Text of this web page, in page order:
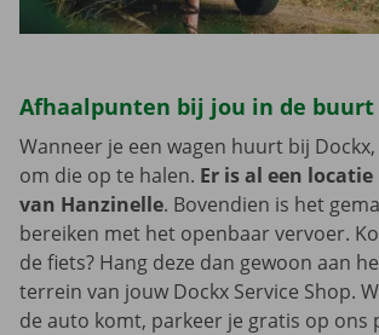
Afhaalpunten bij jou in de buurt
Wanneer je een wagen huurt bij
om die op te halen. Er is al een
van Hanzinelle. Bovendien is het
bereiken met het openbaar vervoer.
de fiets? Hang deze dan gewoon aan
terrein van jouw Dockx Service Shop.
de auto komt, parkeer je gratis op ons